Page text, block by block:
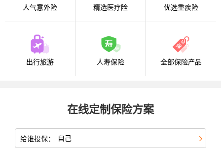
人气意外险 精选医疗险 优选重疾险
出行旅游 人寿保险 全部保险产品
在线定制保险方案
给谁投保：